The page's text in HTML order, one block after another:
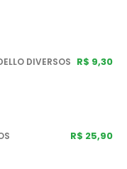
DIVERSOS R$ 9,30
R$ 25,90